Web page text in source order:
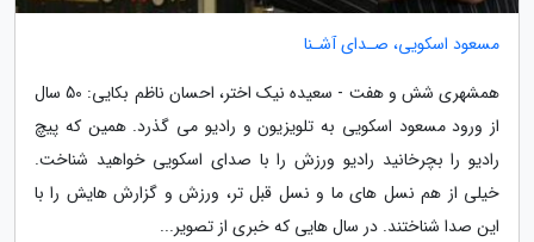
مسعود اسکویی، صـدای آشـنا
همشهری شش و هفت - سعیده نیک اختر، احسان ناظم بکایی: 50 سال
از ورود مسعود اسکویی به تلویزیون و رادیو می گذرد. همین که پیچ
رادیو را بچرخانید رادیو ورزش را با صدای اسکویی خواهید شناخت.
خیلی از هم نسل های ما و نسل قبل تر، ورزش و گزارش هایش را با
این صدا شناختند. در سال هایی که خبری از تصویر...